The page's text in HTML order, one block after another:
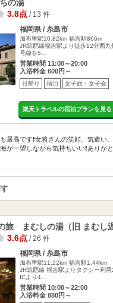
の湯
3.8点/ 13 件
福岡県 / 糸島市
加布里駅10.82km 福吉駅866m
JR筑肥線福吉駅より徒歩12分西
号線を5…
営業時間 11:00～20:00
入浴料金 600円～
日帰り 宿泊 女子旅・女子会
楽天トラベルの宿泊プランを見る
最高です❗女将さんの笑顔、気遣い
が一望しながら気持ちいい❗ありが
旅 まむしの湯（旧 まむし温
3.6点/ 26 件
福岡県 / 糸島市
加布里駅11.22km 福吉駅1.44km
JR筑肥線 福吉駅よりタクシー利
ICより4…
営業時間 10:00～22:00
入浴料金 880円～